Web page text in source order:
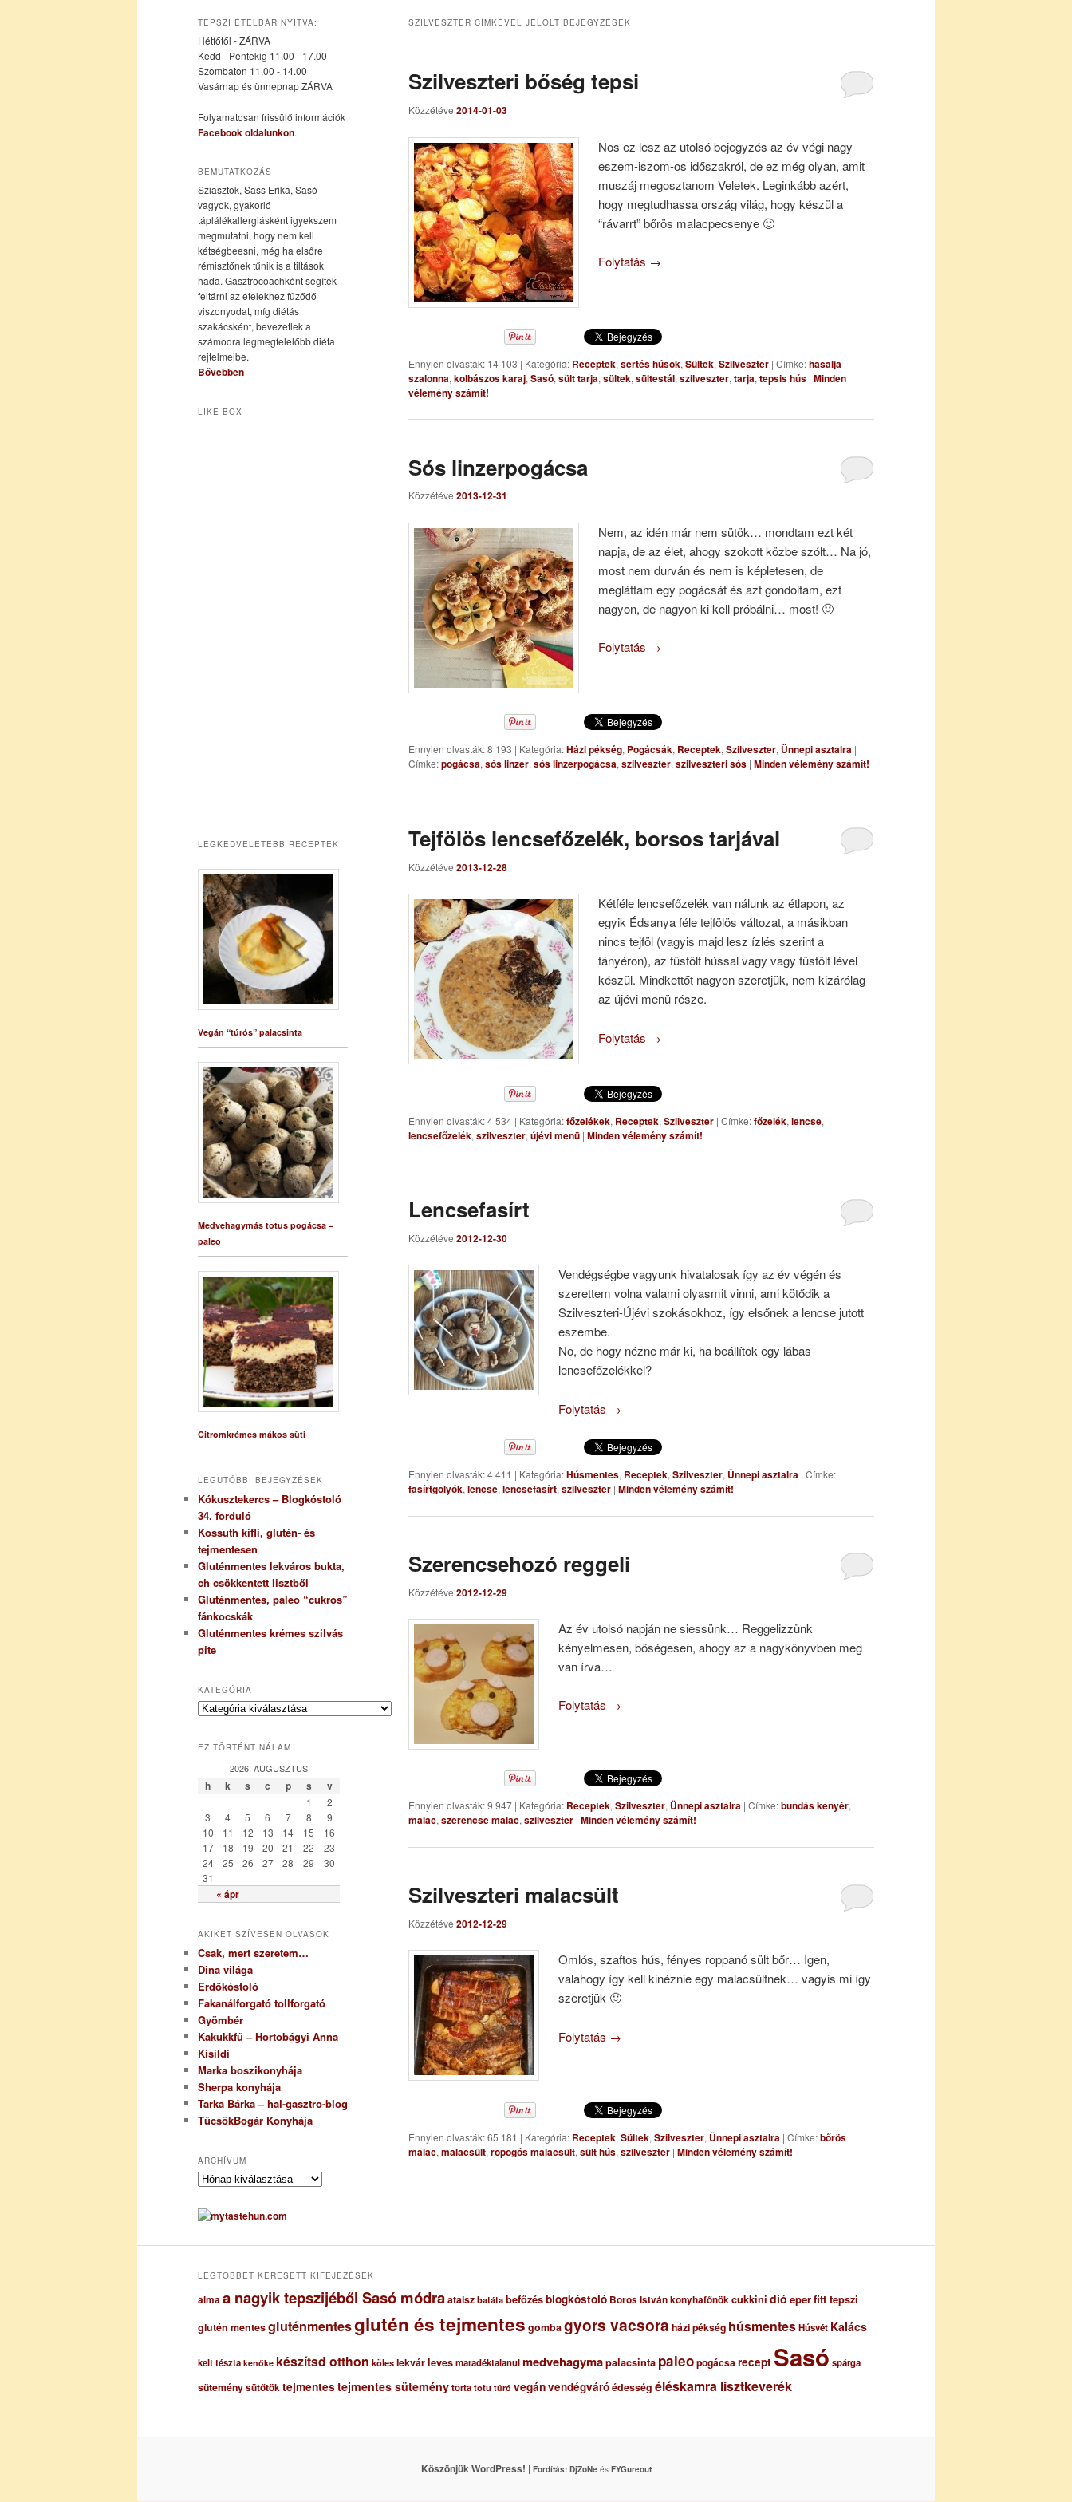
elsődleges
tartalomra
másodlagos
tartalomra
SZILVESZTER CÍMKÉVEL JELÖLT BEJEGYZÉSEK
Szilveszteri bőség tepsi
Közzétéve 2014-01-03
Nos ez lesz az utolsó bejegyzés az év végi nagy
eszem-iszom-os időszakról, de ez még olyan, amit
muszáj megosztanom Veletek. Leginkább azért,
hogy megtudhassa ország világ, hogy készül a
“rávarrt” bőrös malacpecsenye 🙂
Folytatás →
Ennyien olvasták: 14 103 | Kategória: Receptek, sertés húsok, Sültek, Szilveszter | Címke:hasalja
szalonna, kolbászos karaj, Sasó, sült tarja, sültek, sültestál, szilveszter, tarja, tepsis hús | Minden
vélemény számít!
Sós linzerpogácsa
Közzétéve 2013-12-31
Nem, az idén már nem sütök… mondtam ezt két
napja, de az élet, ahogy szokott közbe szólt… Na jó,
most nem durván és nem is képletesen, de
megláttam egy pogácsát és azt gondoltam, ezt
nagyon, de nagyon ki kell próbálni… most! 🙂
Folytatás →
Ennyien olvasták: 8 193 | Kategória:Házi pékség, Pogácsák, Receptek, Szilveszter, Ünnepi asztalra |
Címke:pogácsa, sós linzer, sós linzerpogácsa, szilveszter, szilveszteri sós | Minden vélemény számít!
Tejfölös lencsefőzelék, borsos tarjával
Közzétéve 2013-12-28
Kétféle lencsefőzelék van nálunk az étlapon, az
egyik Édsanya féle tejfölös változat, a másikban
nincs tejföl (vagyis majd lesz ízlés szerint a
tányéron), az füstölt hússal vagy vagy füstölt lével
készül. Mindkettőt nagyon szeretjük, nem kizárólag
az újévi menü része.
Folytatás →
Ennyien olvasták: 4 534 | Kategória:főzelékek, Receptek, Szilveszter | Címke:főzelék, lencse,
lencsefőzelék, szilveszter, újévi menü | Minden vélemény számít!
Lencsefasírt
Közzétéve 2012-12-30
Vendégségbe vagyunk hivatalosak így az év végén és
szerettem volna valami olyasmit vinni, ami kötődik a
Szilveszteri-Újévi szokásokhoz, így elsőnek a lencse jutott
eszembe.
No, de hogy nézne már ki, ha beállítok egy lábas
lencsefőzelékkel?
Folytatás →
Ennyien olvasták: 4 411 | Kategória:Húsmentes, Receptek, Szilveszter, Ünnepi asztalra | Címke:
fasírtgolyók, lencse, lencsefasírt, szilveszter | Minden vélemény számít!
Szerencsehozó reggeli
Közzétéve 2012-12-29
Az év utolsó napján ne siessünk… Reggelizzünk
kényelmesen, bőségesen, ahogy az a nagykönyvben meg
van írva…
Folytatás →
Ennyien olvasták: 9 947 | Kategória: Receptek,Szilveszter, Ünnepi asztalra | Címke:bundás kenyér,
malac,szerencse malac,szilveszter | Minden vélemény számít!
Szilveszteri malacsült
Közzétéve 2012-12-29
Omlós, szaftos hús, fényes roppanó sült bőr… Igen,
valahogy így kell kinéznie egy malacsültnek… vagyis mi így
szeretjük 🙂
Folytatás →
Ennyien olvasták: 65 181 | Kategória: Receptek, Sültek, Szilveszter, Ünnepi asztalra | Címke:bőrös
malac, malacsült, ropogós malacsült, sült hús, szilveszter | Minden vélemény számít!
TEPSZI ÉTELBÁR NYITVA:
Hétfőtől - ZÁRVA
Kedd - Péntekig 11.00 - 17.00
Szombaton 11.00 - 14.00
Vasárnap és ünnepnap ZÁRVA
Folyamatosan frissülő információk
Facebook oldalunkon.
BEMUTATKOZÁS
Sziasztok, Sass Erika, Sasó
vagyok, gyakorló
táplálékallergiásként igyekszem
megmutatni, hogy nem kell
kétségbeesni, még ha elsőre
rémisztőnek tűnik is a tiltások
hada. Gasztrocoachként segítek
feltárni az ételekhez fűződő
viszonyodat, míg diétás
szakácsként, bevezetlek a
számodra legmegfelelőbb diéta
rejtelmeibe.
Bővebben
LIKE BOX
LEGKEDVELETEBB RECEPTEK
Vegán “túrós” palacsinta
Medvehagymás totus pogácsa –
paleo
Citromkrémes mákos süti
LEGUTÓBBI BEJEGYZÉSEK
Kókusztekercs – Blogkóstoló
34. forduló
Kossuth kifli, glutén- és
tejmentesen
Gluténmentes lekváros bukta,
ch csökkentett lisztből
Gluténmentes, paleo “cukros”
fánkocskák
Gluténmentes krémes szilvás
pite
KATEGÓRIA
K
e
r
EZ TÖRTÉNT NÁLAM…
2026. AUGUSZTUS
h k s c p s v
« ápr
1
2
3
4 5 6 7 8
9
10
11 12 13 14 15
16
17
18 19 20 21 22
23
24
25 26 27 28 29
30
31
AKIKET SZÍVESEN OLVASOK
Csak, mert szeretem…
Dina világa
Erdőkóstoló
Fakanálforgató tollforgató
Gyömbér
Kakukkfű – Hortobágyi Anna
Kisildi
Marka boszikonyhája
Sherpa konyhája
Tarka Bárka – hal-gasztro-blog
TücsökBogár Konyhája
ARCHÍVUM
A
c
h
uLEGTÖBBET KERESETT KIFEJEZÉSEK
almaa nagyik tepszijéből Sasó módraataisz batáta befőzésblogkóstoló Boros István konyhafőnökcukkini dió eperfitt tepszi
glutén mentesgluténmentesglutén és tejmentes gombagyors vacsora házi pékség húsmentesHúsvét Kalács
kelt tészta kenőke készítsd otthon köles lekvárlevesmaradéktalanulmedvehagymapalacsinta paleopogácsarecept Sasó spárga
süteménysütőtöktejmentestejmentes süteménytorta totu túró vegánvendégváróédesség éléskamra lisztkeverék
Köszönjük WordPress! | Fordítás: DjZoNeés FYGureout